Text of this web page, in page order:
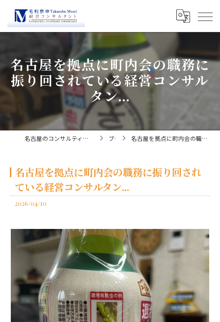
名古屋を拠点に町内会の職務に
振り回されている経営コンサル
タン...
名古屋のコンサルティングなら経営コンサルタント毛利京申 ブログ 名古屋を拠点に町内会の職務に振り回されている経営コンサルタン...
名古屋を拠点に町内会の職務に振り回され
ている経営コンサルタン...
2026/04/10